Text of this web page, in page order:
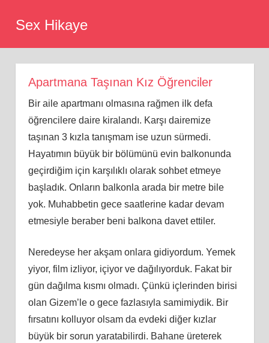
Sex Hikaye
Apartmana Taşınan Kız Öğrenciler
Bir aile apartmanı olmasına rağmen ilk defa
öğrencilere daire kiralandı. Karşı dairemize
taşınan 3 kızla tanışmam ise uzun sürmedi.
Hayatımın büyük bir bölümünü evin balkonunda
geçirdiğim için karşılıklı olarak sohbet etmeye
başladık. Onların balkonla arada bir metre bile
yok. Muhabbetin gece saatlerine kadar devam
etmesiyle beraber beni balkona davet ettiler.
Neredeyse her akşam onlara gidiyordum. Yemek
yiyor, film izliyor, içiyor ve dağılıyorduk. Fakat bir
gün dağılma kısmı olmadı. Çünkü içlerinden birisi
olan Gizem’le o gece fazlasıyla samimiydik. Bir
fırsatını kolluyor olsam da evdeki diğer kızlar
büyük bir sorun yaratabilirdi. Bahane üreterek